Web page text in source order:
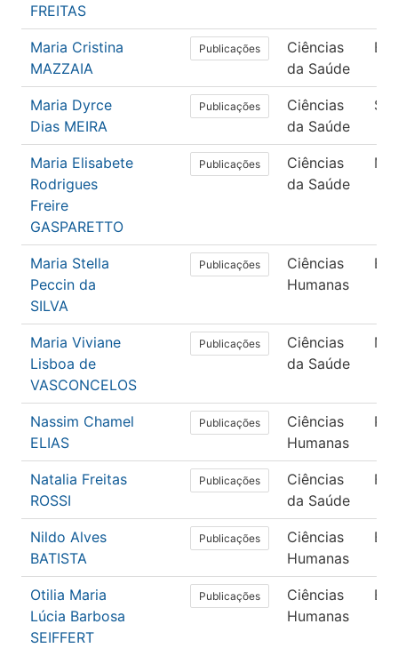
FREITAS
Maria Cristina
MAZZAIA
Publicações
Ciências
da Saúde
Maria Dyrce
Dias MEIRA
Publicações
Ciências
da Saúde
Maria Elisabete
Rodrigues
Freire
GASPARETTO
Publicações
Ciências
da Saúde
Maria Stella
Peccin da
SILVA
Publicações
Ciências
Humanas
Maria Viviane
Lisboa de
VASCONCELOS
Publicações
Ciências
da Saúde
Nassim Chamel
ELIAS
Publicações
Ciências
Humanas
Natalia Freitas
ROSSI
Publicações
Ciências
da Saúde
Nildo Alves
BATISTA
Publicações
Ciências
Humanas
Otilia Maria
Lúcia Barbosa
SEIFFERT
Publicações
Ciências
Humanas